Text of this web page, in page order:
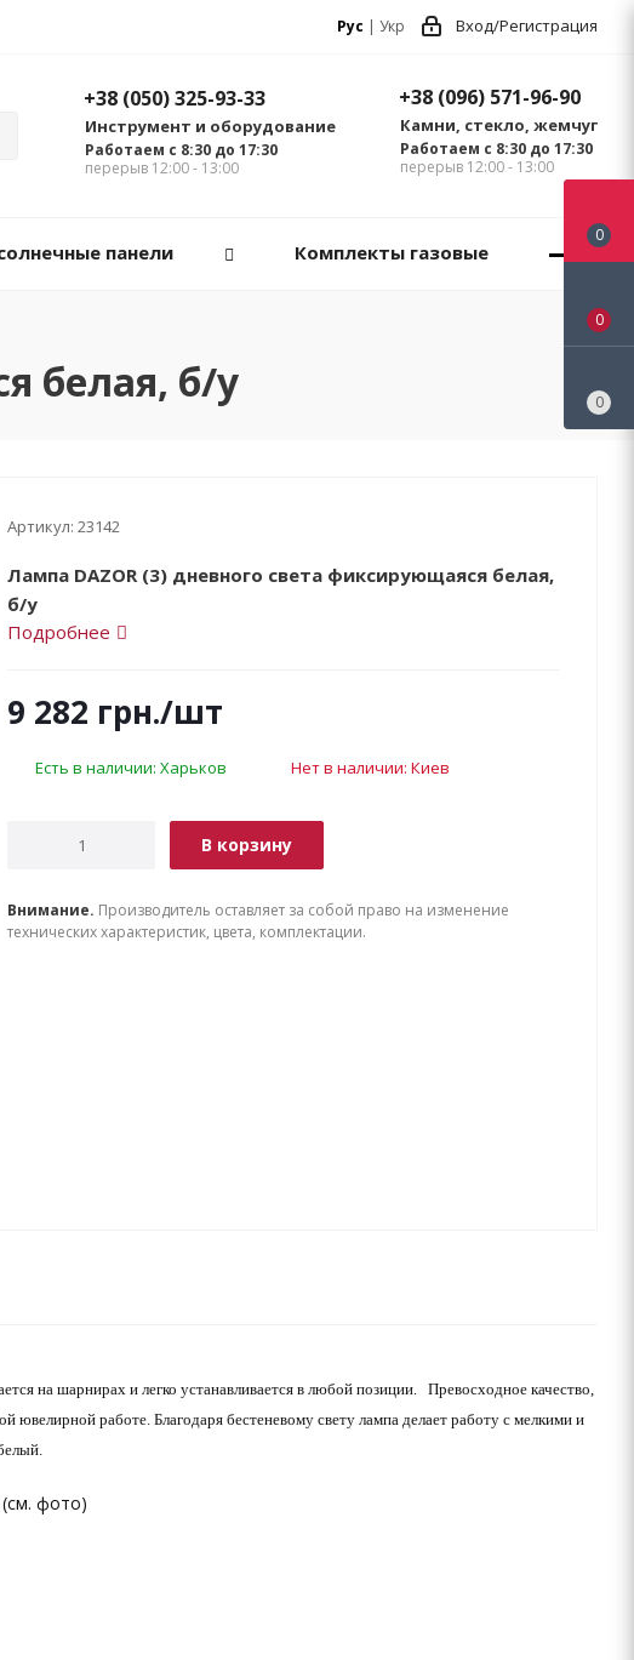
Рус | Укр Вход/Регистрация
+38 (096) 571-96-90
Камни, стекло, жемчуг
Работаем с 8:30 до 17:30
перерыв 12:00 - 13:00
+38 (050) 325-93-33
Инструмент и оборудование
Работаем с 8:30 до 17:30
перерыв 12:00 - 13:00
панели Комплекты газовые
белая, б/у
Артикул: 23142
Лампа DAZOR (3) дневного света фиксирующаяся белая,
б/у
Подробнее
9 282 грн./шт
Есть в наличии: Харьков Нет в наличии: Киев
В корзину
Внимание. Производитель оставляет за собой право на изменение
технических характеристик, цвета, комплектации.
на шарнирах и легко устанавливается в любой позиции. Превосходное качество,
работе. Благодаря бестеневому свету лампа делает работу с мелкими и
фото)
0
0
0